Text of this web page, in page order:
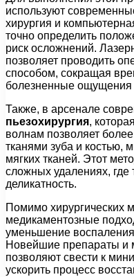
используют
хирургия и
точно определить
риск осложнений.
позволяет проводить
способом, сокращая
болезненные ощущения
Также, в арсенале
пьезохирургия,
волнам позволяет
тканями зуба и костью,
мягких тканей. Этот
сложных удалениях, где
деликатность.
Помимо хирургических
медикаментозные
уменьшение
Новейшие препараты и
позволяют свести к
ускорить процесс